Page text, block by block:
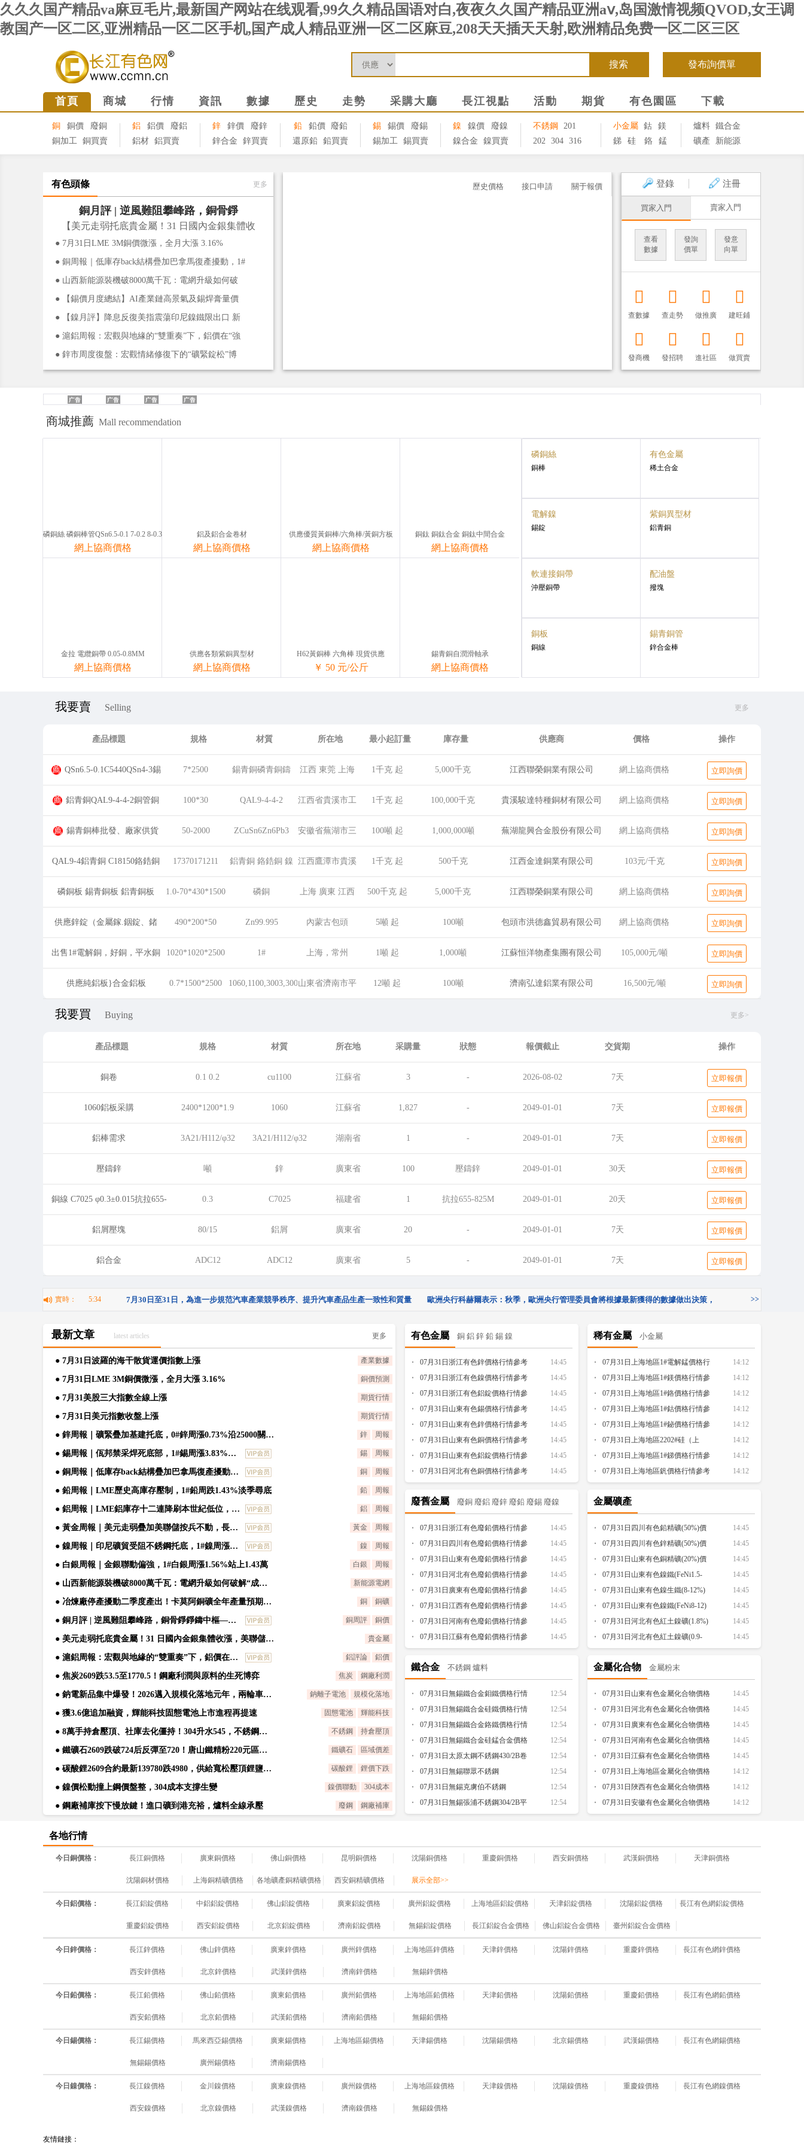
久久久国产精品va麻豆毛片,最新国产网站在线观看,99久久精品国语对白,夜夜久久国产精品亚洲aⅴ,岛国激情视频QVOD,女王调
教国产一区二区,亚洲精品一区二区手机,国产成人精品亚洲一区二区麻豆,208天天插天天射,欧洲精品免费一区二区三区
首頁 商城 行情 資訊 數據 歷史 走勢 采購大廳 長江視點 活動 期貨 有色園區 下載
銅 銅價
廢銅
銅加工 銅買賣
鋁 鋁價
廢鋁
鋁材 鋁買賣
鋅 鋅價
廢鋅
鋅合金
鋅買賣
鉛 鉛價
廢鉛
還原鉛 鉛買賣
錫 錫價
廢錫
錫加工 錫買賣
鎳 鎳價
廢鎳
鎳合金
鎳買賣
不銹鋼
201
202 304 316
小金屬 鈷
鎂
銻
硅 鉻 錳
爐料 鐵合金
礦產
新能源
有色頭條 更多
銅月評 | 逆風難阻攀峰路，銅骨錚
錚鑄中樞——7月滬期銅漲超3%
【美元走弱托底貴金屬！31 日國內金銀集體收
漲，美聯儲與中東局勢牽制上行空間】
● 7月31日LME 3M銅價微漲，全月大漲 3.16%
● 銅周報｜低庫存back結構疊加巴拿馬復產擾動，1#
銅周漲0.76%站上10.6萬
● 山西新能源裝機破8000萬千瓦：電網升級如何破
解“成長的煩惱”？
● 【錫價月度總結】AI產業鏈高景氣及錫焊膏量價
齊升 “錫牛” 月線紅盤續漲可期！
● 【鎳月評】降息反復美指震蕩印尼鎳鐵限出口 新
能源用鎳激增鎳月線修復待漲
● 滬鋁周報：宏觀與地緣的“雙重奏”下，鋁價在“強
現實”與“弱預期”中博弈
● 鋅市周度復盤：宏觀情緒修復下的“礦緊錠松”博
弈，滬鋅周線上漲0.67%
歷史價格 接口申請 關于報價 登錄 注冊
買家入門 賣家入門
查看
數據
發詢
價單
發意
向單
查數據 查走勢 做推廣 建旺鋪
發商機 發招聘 進社區 做買賣
商城推薦 Mall recommendation
磷銅絲 磷銅棒管QSn6.5-0.1 7-0.2 8-0.3
網上協商價格
鋁及鋁合金卷材
網上協商價格
供應優質黃銅棒/六角棒/黃銅方板
網上協商價格
銅鈦 銅鈦合金 銅鈦中間合金
網上協商價格
金拉 電纜銅帶 0.05-0.8MM
網上協商價格
供應各類紫銅異型材
網上協商價格
H62黃銅棒 六角棒 現貨供應
￥ 50 元/公斤
錫青銅自潤滑軸承
網上協商價格
磷銅絲
銅棒
有色金屬
稀土合金
電解鎳
錫錠
紫銅異型材
鋁青銅
軟連接銅帶
沖壓銅帶
配油盤
撥塊
銅板
銅線
錫青銅管
鋅合金棒
我要賣 Selling 更多
產品標題 規格 材質 所在地 最小起訂量 庫存量 供應商 價格 操作
薦 QSn6.5-0.1C5440QSn4-3錫
磷青銅
7*2500 錫青銅磷青銅鑄
造青銅白銅
江西 東莞 上海 1千克 起 5,000千克 江西聯榮銅業有限公司 網上協商價格 立即詢價
薦 鋁青銅QAL9-4-4-2銅管銅
棒銅套
100*30 QAL9-4-4-2 江西省貴溪市工
業園區
1千克 起 100,000千克 貴溪駿達特種銅材有限公司 網上協商價格 立即詢價
薦 錫青銅棒批發、廠家供貨 50-2000 ZCuSn6Zn6Pb3 安徽省蕪湖市三
山開發區荷形路
100噸 起 1,000,000噸 蕪湖龍興合金股份有限公司 網上協商價格 立即詢價
QAL9-4鋁青銅 C18150鉻鋯銅
棒銅管銅板
17370171211 鋁青銅 鉻鋯銅 鎳
白銅
江西鷹潭市貴溪
市銅產業循環經
濟基地
1千克 起 500千克 江西金達銅業有限公司 103元/千克 立即詢價
磷銅板 錫青銅板 鋁青銅板 1.0-70*430*1500 磷銅 上海 廣東 江西 500千克 起 5,000千克 江西聯榮銅業有限公司 網上協商價格 立即詢價
供應鋅錠（金屬鎵.銦錠、鍺
錠）
490*200*50 Zn99.995 內蒙古包頭 5噸 起 100噸 包頭市洪德鑫貿易有限公司 網上協商價格 立即詢價
出售1#電解銅，好銅，平水銅 1020*1020*2500 1# 上海，常州 1噸 起 1,000噸 江蘇恒洋物產集團有限公司 105,000元/噸 立即詢價
供應純鋁板}合金鋁板 0.7*1500*2500 1060,1100,3003,3004,3105,5052,50
山東省濟南市平 12噸 起 100噸 濟南弘達鋁業有限公司 16,500元/噸 立即詢價
我要買 Buying 更多>
產品標題 規格 材質 所在地 采購量 狀態 報價截止 交貨期 操作
銅卷 0.1 0.2 cu1100 江蘇省 3 - 2026-08-02 7天 立即報價
1060鋁板采購 2400*1200*1.9 1060 江蘇省 1,827 - 2049-01-01 7天 立即報價
鋁棒需求 3A21/H112/φ32 3A21/H112/φ32 湖南省 1 - 2049-01-01 7天 立即報價
壓鑄鋅 噸 鋅 廣東省 100 壓鑄鋅 2049-01-01 30天 立即報價
銅線 C7025 φ0.3±0.015抗拉655-
825M
0.3 C7025 福建省 1 抗拉655-825M 2049-01-01 20天 立即報價
鋁屑壓塊 80/15 鋁屑 廣東省 20 - 2049-01-01 7天 立即報價
鋁合金 ADC12 ADC12 廣東省 5 - 2049-01-01 7天 立即報價
實時： 5:34 7月30日至31日，為進一步規范汽車產業競爭秩序、提升汽車產品生產一致性和質量
安全保障能力和生產一致性監督檢查，重點檢查企業智能網聯汽車安全保障能力、設
樣車、動力電池等，轉送至有關機構進行國家標準符合性等檢驗檢測。 7月30日至31
日，為進一步規范汽車產業競爭秩序、提升汽車產品生產一致性和質量安全水平，工
業和信息化部裝備工業一司赴奇瑞汽車股份有限公司、蔚來汽車科技（安徽）有限公
司、安徽江淮汽車集團股份有限公司開展道路機動車輛生產企業產品安全保障能力和
生產一致性監督檢查，重點檢查企業智能網聯汽車安全保障能力、設計開發及生產能
力、生產一致性保證能力等生產準入條件保持情況，并現場隨機抽取樣車、動力電池
等，轉送至有關機構進行國家標準符合性等檢驗檢測。
歐洲央行科赫爾表示：秋季，歐洲央行管理委員會將根據最新獲得的數據做出決策，
據香港交易所披露，摩根大通（JPMorgan）對寧德時代新能源科技股份有限公司 - H
通（JPMorgan）對寧德時代新能源科技股份有限公司 - H股的多頭持倉比例于2026年7
月27日從5.9%增至6.08%。
乘聯分會發布數據，2026年6月乘用車智能化指數為39.6。其中智能座艙指數為41.6，
智能駕駛指數為42.9，艙外智能指數為24.8。 乘聯分會發布數據，2026年6月乘用車
智能化指數為39.6。其中智能座艙指數為41.6，智能駕駛指數為42.9，艙外智能指數為
>>
最新文章 latest articles 更多
● 7月31日波羅的海干散貨運價指數上漲 產業數據
● 7月31日LME 3M銅價微漲，全月大漲 3.16% 銅價預測
● 7月31美股三大指數全線上漲 期貨行情
● 7月31日美元指數收盤上漲 期貨行情
● 鋅周報｜礦緊疊加基建托底，0#鋅周漲0.73%沿25000關口拉鋸 鋅 周報
● 錫周報｜佤邦禁采焊死底部，1#錫周漲3.83%沖上42.7萬 錫 周報
● 銅周報｜低庫存back結構疊加巴拿馬復產擾動，1#銅周漲0.76%站上10.6萬 銅 周報
● 鉛周報｜LME歷史高庫存壓制，1#鉛周跌1.43%淡季尋底 鉛 周報
● 鋁周報｜LME鋁庫存十二連降刷本世紀低位，A00鋁周漲1.85%站上23630 鋁 周報
● 黃金周報｜美元走弱疊加美聯儲按兵不動，長江黃金周漲0.68% 黃金 周報
● 鎳周報｜印尼礦貿受阻不銹鋼托底，1#鎳周漲0.15%窄幅震蕩 鎳 周報
● 白銀周報｜金銀聯動偏強，1#白銀周漲1.56%站上1.43萬 白銀 周報
● 山西新能源裝機破8000萬千瓦：電網升級如何破解“成長的煩惱”？ 新能源電網
● 冶煉廠停產擾動二季度產出！卡莫阿銅礦全年產量預期收窄，2027 年目標不變 銅 銅礦
● 銅月評 | 逆風難阻攀峰路，銅骨錚錚鑄中樞——7月滬期銅漲超3% 銅周評 銅價
● 美元走弱托底貴金屬！31 日國內金銀集體收漲，美聯儲與中東局勢牽制上行空間 貴金屬
● 滬鋁周報：宏觀與地緣的“雙重奏”下，鋁價在“強現實”與“弱預期”中博弈 鋁評論 鋁價
● 焦炭2609跌53.5至1770.5！鋼廠利潤與原料的生死博弈 焦炭 鋼廠利潤
● 鈉電新品集中爆發！2026邁入規模化落地元年，兩輪車已批量裝車 鈉離子電池 規模化落地
● 獲3.6億追加融資，輝能科技固態電池上市進程再提速 固態電池 輝能科技
● 8萬手持倉壓頂、社庫去化僵持！304升水545，不銹鋼破局路標指向哪 不銹鋼 持倉壓頂
● 鐵礦石2609跌破724后反彈至720！唐山鐵精粉220元區域價差撕裂 鐵礦石 區域價差
● 碳酸鋰2609合約最新139780跌4980，供給寬松壓頂鋰鹽釋放節奏 碳酸鋰 鋰價下跌
● 鎳價松動撞上鋼價盤整，304成本支撐生變 鎳價聯動 304成本
● 鋼廠補庫按下慢放鍵！進口礦到港充裕，爐料全線承壓 廢鋼 鋼廠補庫
稀有金屬 小金屬
07月31日上海地區1#電解錳價格行
情參考
14:12
07月31日上海地區1#鎂價格行情參
考
14:12
07月31日上海地區1#鉻價格行情參
考
14:12
07月31日上海地區1#鈷價格行情參
考
14:12
07月31日上海地區1#鉍價格行情參
考
14:12
07月31日上海地區2202#硅（上
海）價格行情參考
14:12
07月31日上海地區1#銻價格行情參
考
14:12
07月31日上海地區釩價格行情參考
14:12
有色金屬 銅 鋁 鋅 鉛 錫 鎳
07月31日浙江有色鋅價格行情參考
14:45
07月31日浙江有色鎳價格行情參考
14:45
07月31日浙江有色鋁錠價格行情參
考
14:45
07月31日山東有色錫價格行情參考
14:45
07月31日山東有色鋅價格行情參考
14:45
07月31日山東有色銅價格行情參考
14:45
07月31日山東有色鋁錠價格行情參
考
14:45
07月31日河北有色銅價格行情參考
14:45
金屬礦產
07月31日四川有色鉛精礦(50%)價
格行情參考
14:45
07月31日四川有色鋅精礦(50%)價
格行情參考
14:45
07月31日山東有色銅精礦(20%)價
格行情參考
14:45
07月31日山東有色鎳鐵(FeNi1.5-
1.8)價格行情參考
14:45
07月31日山東有色鎳生鐵(8-12%)
價格行情參考
14:45
07月31日山東有色鎳鐵(FeNi8-12)
價格行情參考
14:45
07月31日河北有色紅土鎳礦(1.8%)
價格行情參考
14:45
07月31日河北有色紅土鎳礦(0.9-
14:45
廢舊金屬 廢銅 廢鋁 廢鋅 廢鉛 廢錫 廢鎳
07月31日浙江有色廢鉛價格行情參
考
14:45
07月31日四川有色廢鉛價格行情參
考
14:45
07月31日山東有色廢鉛價格行情參
考
14:45
07月31日河北有色廢鉛價格行情參
考
14:45
07月31日廣東有色廢鉛價格行情參
考
14:45
07月31日江西有色廢鉛價格行情參
考
14:45
07月31日河南有色廢鉛價格行情參
考
14:45
07月31日江蘇有色廢鉛價格行情參
14:45
金屬化合物 金屬粉末
07月31日山東有色金屬化合物價格
行情參考
14:45
07月31日河北有色金屬化合物價格
行情參考
14:45
07月31日廣東有色金屬化合物價格
行情參考
14:45
07月31日河南有色金屬化合物價格
行情參考
14:45
07月31日江蘇有色金屬化合物價格
行情參考
14:45
07月31日上海地區金屬化合物價格
行情參考
14:12
07月31日陜西有色金屬化合物價格
行情參考
14:12
07月31日安徽有色金屬化合物價格
14:12
鐵合金 不銹鋼 爐料
07月31日無錫鐵合金鉬鐵價格行情
參考
12:54
07月31日無錫鐵合金硅鐵價格行情
參考
12:54
07月31日無錫鐵合金鉻鐵價格行情
參考
12:54
07月31日無錫鐵合金硅錳合金價格
行情參考
12:54
07月31日太原太鋼不銹鋼430/2B卷
板價格行情參考
12:54
07月31日無錫聯眾不銹鋼
316L/NO1平板價格行情參考
12:54
07月31日無錫克虜伯不銹鋼
430/BA卷板價格行情參考
12:54
07月31日無錫張浦不銹鋼304/2B平
12:54
各地行情
今日銅價格： 長江銅價格 廣東銅價格 佛山銅價格 昆明銅價格 沈陽銅價格 重慶銅價格 西安銅價格 武漢銅價格 天津銅價格
沈陽銅材價格 上海銅精礦價格 各地礦產銅精礦價格 西安銅精礦價格 展示全部>>
今日鋁價格： 長江鋁錠價格 中鋁鋁錠價格 佛山鋁錠價格 廣東鋁錠價格 廣州鋁錠價格 上海地區鋁錠價格 天津鋁錠價格 沈陽鋁錠價格 長江有色網鋁錠價格
重慶鋁錠價格 西安鋁錠價格 北京鋁錠價格 濟南鋁錠價格 無錫鋁錠價格 長江鋁錠合金價格 佛山鋁錠合金價格 臺州鋁錠合金價格
今日鋅價格： 長江鋅價格 佛山鋅價格 廣東鋅價格 廣州鋅價格 上海地區鋅價格 天津鋅價格 沈陽鋅價格 重慶鋅價格 長江有色網鋅價格
西安鋅價格 北京鋅價格 武漢鋅價格 濟南鋅價格 無錫鋅價格
今日鉛價格： 長江鉛價格 佛山鉛價格 廣東鉛價格 廣州鉛價格 上海地區鉛價格 天津鉛價格 沈陽鉛價格 重慶鉛價格 長江有色網鉛價格
西安鉛價格 北京鉛價格 武漢鉛價格 濟南鉛價格 無錫鉛價格
今日錫價格： 長江錫價格 馬來西亞錫價格 廣東錫價格 上海地區錫價格 天津錫價格 沈陽錫價格 北京錫價格 武漢錫價格 長江有色網錫價格
無錫錫價格 廣州錫價格 濟南錫價格
今日鎳價格： 長江鎳價格 金川鎳價格 廣東鎳價格 廣州鎳價格 上海地區鎳價格 天津鎳價格 沈陽鎳價格 重慶鎳價格 長江有色網鎳價格
西安鎳價格 北京鎳價格 武漢鎳價格 濟南鎳價格 無錫鎳價格
友情鏈接：